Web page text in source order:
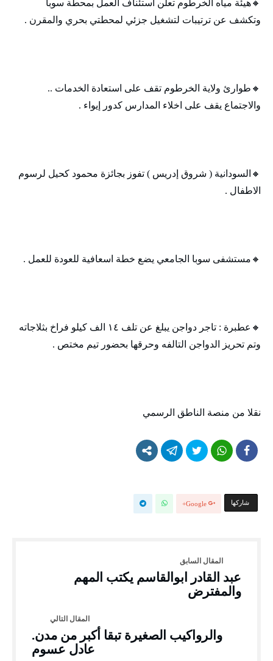
🔸‬‏هيئة مياه الخرطوم تعلن استئناف العمل بمحطة سوبا
وتكشف عن ترتيبات لتشغيل جزئي لمحطتي بحري والمقرن .
🔸‬‏طوارئ ولاية الخرطوم تقف على استعادة الخدمات ..
والاجتماع يقف على اخلاء المدارس كدور إيواء .
🔸‬‏السودانية ( شروق إدريس ) تفوز بجائزة محمود كحيل لرسوم
الاطفال .
🔸‬‏مستشفى سوبا الجامعي يضع خطة اسعافية للعودة للعمل .
🔸‬‏عطبرة : تاجر دواجن يبلغ عن تلف ١٤ الف كيلو فراخ بثلاجاته
وتم تحريز الدواجن التالفه وحرقها بحضور تيم مختص .
نقلا من منصة الناطق الرسمي
‫‫ شاركها‬ Google+
عبد القادر ابوالقاسم يكتب المهم
والمفترض
والرواكيب الصغيرة تبقا أكبر من مدن.
عادل عسوم